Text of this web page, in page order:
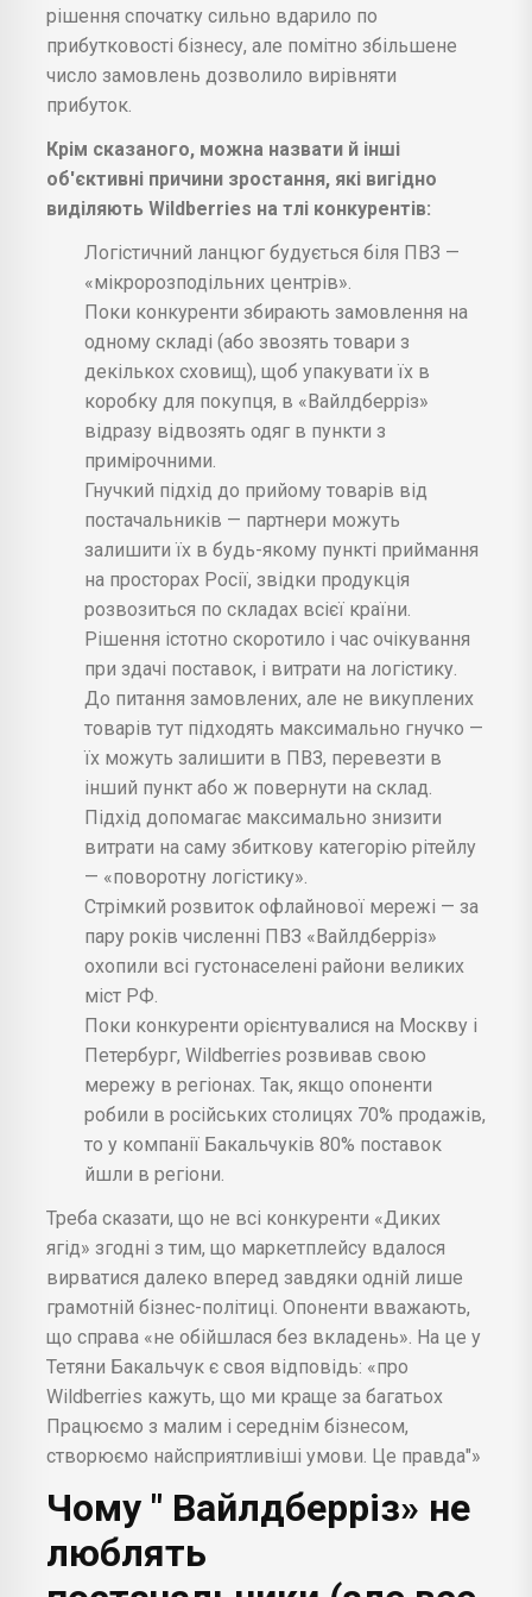
рішення спочатку сильно вдарило по
прибутковості бізнесу, але помітно збільшене
число замовлень дозволило вирівняти
прибуток.
Крім сказаного, можна назвати й інші
об'єктивні причини зростання, які вигідно
виділяють Wildberries на тлі конкурентів:
Логістичний ланцюг будується біля ПВЗ —
«мікророзподільних центрів».
Поки конкуренти збирають замовлення на
одному складі (або звозять товари з
декількох сховищ), щоб упакувати їх в
коробку для покупця, в «Вайлдберріз»
відразу відвозять одяг в пункти з
примірочними.
Гнучкий підхід до прийому товарів від
постачальників — партнери можуть
залишити їх в будь-якому пункті приймання
на просторах Росії, звідки продукція
розвозиться по складах всієї країни.
Рішення істотно скоротило і час очікування
при здачі поставок, і витрати на логістику.
До питання замовлених, але не викуплених
товарів тут підходять максимально гнучко —
їх можуть залишити в ПВЗ, перевезти в
інший пункт або ж повернути на склад.
Підхід допомагає максимально знизити
витрати на саму збиткову категорію рітейлу
— «поворотну логістику».
Стрімкий розвиток офлайнової мережі — за
пару років численні ПВЗ «Вайлдберріз»
охопили всі густонаселені райони великих
міст РФ.
Поки конкуренти орієнтувалися на Москву і
Петербург, Wildberries розвивав свою
мережу в регіонах. Так, якщо опоненти
робили в російських столицях 70% продажів,
то у компанії Бакальчуків 80% поставок
йшли в регіони.
Треба сказати, що не всі конкуренти «Диких
ягід» згодні з тим, що маркетплейсу вдалося
вирватися далеко вперед завдяки одній лише
грамотній бізнес-політиці. Опоненти вважають,
що справа «не обійшлася без вкладень». На це у
Тетяни Бакальчук є своя відповідь: «про
Wildberries кажуть, що ми краще за багатьох
Працюємо з малим і середнім бізнесом,
створюємо найсприятливіші умови. Це правда"»
Чому " Вайлдберріз» не
люблять